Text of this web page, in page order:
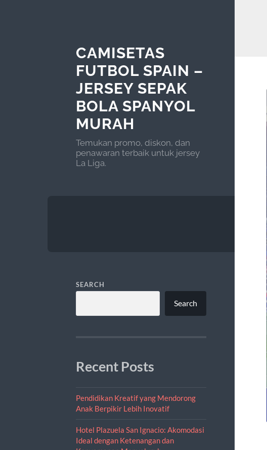
CAMISETAS
FUTBOL SPAIN –
JERSEY SEPAK
BOLA SPANYOL
MURAH
Temukan promo, diskon, dan
penawaran terbaik untuk jersey
La Liga.
SEARCH
Search
Recent Posts
Pendidikan Kreatif yang Mendorong
Anak Berpikir Lebih Inovatif
Hotel Plazuela San Ignacio: Akomodasi
Ideal dengan Ketenangan dan